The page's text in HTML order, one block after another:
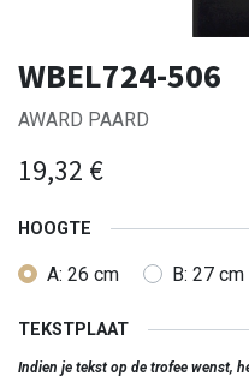
WBEL724-506
AWARD PAARD
19,32 €
HOOGTE
A: 26 cm B: 27 cm
TEKSTPLAAT
Indien je tekst op de trofee wenst,